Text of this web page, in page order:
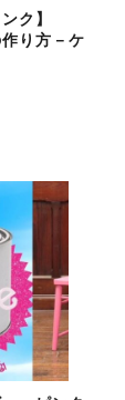
ク】
り方－ケ